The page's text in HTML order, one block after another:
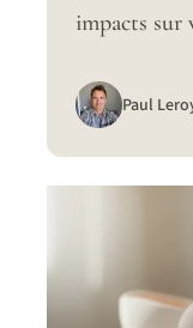
impacts sur
Paul